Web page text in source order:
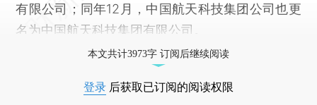
有限公司；同年12月，中国航天科技集团公司也更
名为中国航天科技集团有限公司。
本文共计3973字 订阅后继续阅读
登录 后获取已订阅的阅读权限